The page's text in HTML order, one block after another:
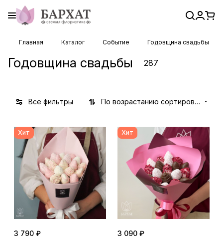
Главная Каталог Событие Годовщина свадьбы
Годовщина свадьбы 287
Все фильтры По возрастанию сортировки
Хит
3 790 ₽
Хит
3 090 ₽